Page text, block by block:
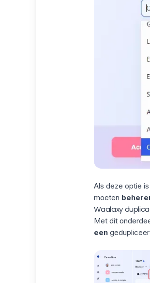
Als deze optie
moeten
Waalaxy
Met dit
een